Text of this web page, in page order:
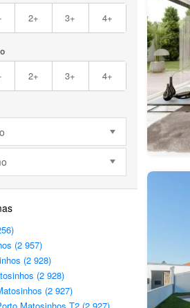
2+ 3+ 4+
2+ 3+ 4+
(2 957)
(2 928)
(2 928)
(2 927)